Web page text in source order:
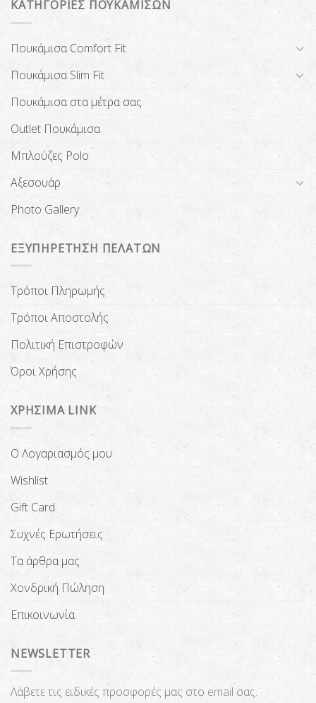
ΚΑΤΗΓΟΡΙΕΣ ΠΟΥΚΑΜΙΣΩΝ
Πουκάμισα Comfort Fit
Πουκάμισα Slim Fit
Πουκάμισα στα μέτρα σας
Outlet Πουκάμισα
Μπλούζες Polo
Αξεσουάρ
Photo Gallery
ΕΞΥΠΗΡΕΤΗΣΗ ΠΕΛΑΤΩΝ
Τρόποι Πληρωμής
Τρόποι Αποστολής
Πολιτική Επιστροφών
Όροι Χρήσης
ΧΡΗΣΙΜΑ LINK
Ο Λογαριασμός μου
Wishlist
Gift Card
Συχνές Ερωτήσεις
Τα άρθρα μας
Χονδρική Πώληση
Επικοινωνία
NEWSLETTER
Λάβετε τις ειδικές προσφορές μας στο email σας.